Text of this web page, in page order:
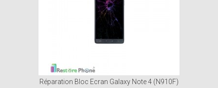
Réparation Bloc Ecran Galaxy Note 4 (N910F)